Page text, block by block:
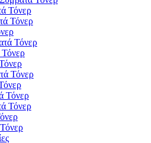
Τόνερ
Τόνερ
Τόνερ
Τόνερ
Τόνερ
Τόνερ